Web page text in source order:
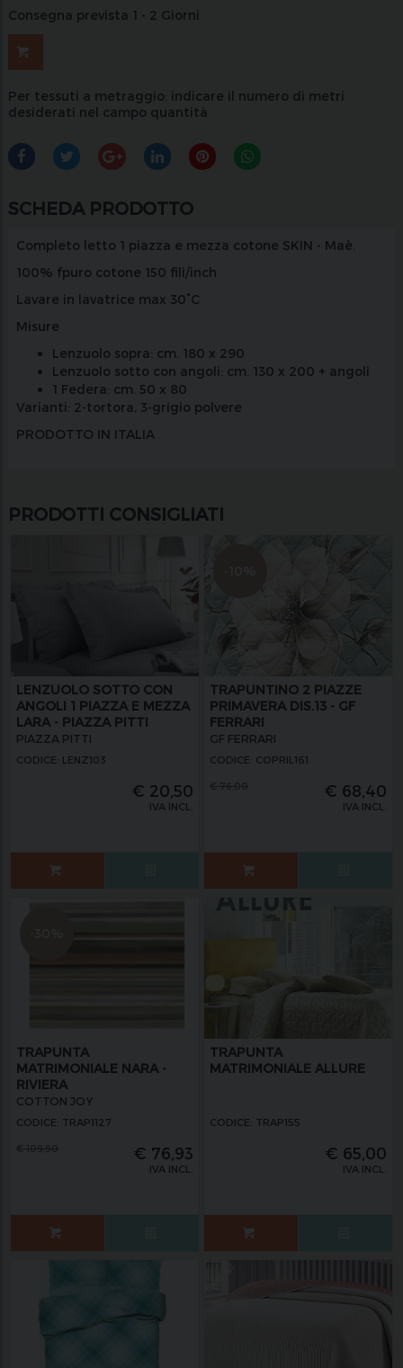
Consegna prevista 1 - 2 Giorni
Per tessuti a metraggio: indicare il numero di metri
desiderati nel campo quantità
SCHEDA PRODOTTO
Completo letto 1 piazza e mezza cotone SKIN - Maè.
100% fpuro cotone 150 fili/inch
Lavare in lavatrice max 30°C
Misure
Lenzuolo sopra: cm. 180 x 290
Lenzuolo sotto con angoli: cm. 130 x 200 + angoli
1 Federa: cm. 50 x 80
Varianti: 2-tortora, 3-grigio polvere
PRODOTTO IN ITALIA
PRODOTTI CONSIGLIATI
LENZUOLO SOTTO CON
ANGOLI 1 PIAZZA E MEZZA
LARA - PIAZZA PITTI
PIAZZA PITTI
CODICE: LENZ103
€ 20,50
IVA INCL.
TRAPUNTINO 2 PIAZZE
PRIMAVERA DIS.13 - GF
FERRARI
GF FERRARI
CODICE: COPRIL161
€ 68,40
IVA INCL.
TRAPUNTA
MATRIMONIALE NARA -
RIVIERA
COTTON JOY
CODICE: TRAP1127
€ 76,93
IVA INCL.
TRAPUNTA
MATRIMONIALE ALLURE
CODICE: TRAP155
€ 65,00
IVA INCL.